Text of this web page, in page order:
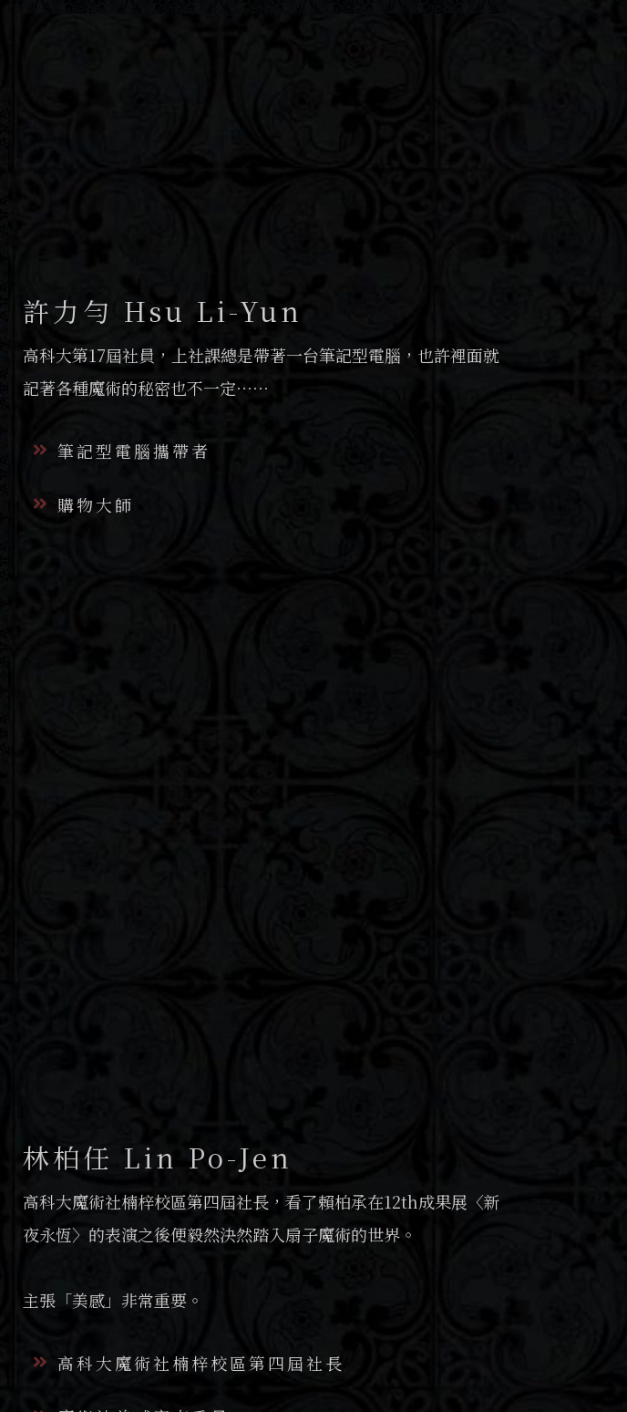
許力勻 Hsu Li-Yun
高科大第17屆社員，上社課總是帶著一台筆記型電腦，也許裡面就
記著各種魔術的秘密也不一定⋯⋯
筆記型電腦攜帶者
購物大師
林柏任 Lin Po-Jen
高科大魔術社楠梓校區第四屆社長，看了賴柏承在12th成果展〈新
夜永恆〉的表演之後便毅然決然踏入扇子魔術的世界。
主張「美感」非常重要。
高科大魔術社楠梓校區第四屆社長